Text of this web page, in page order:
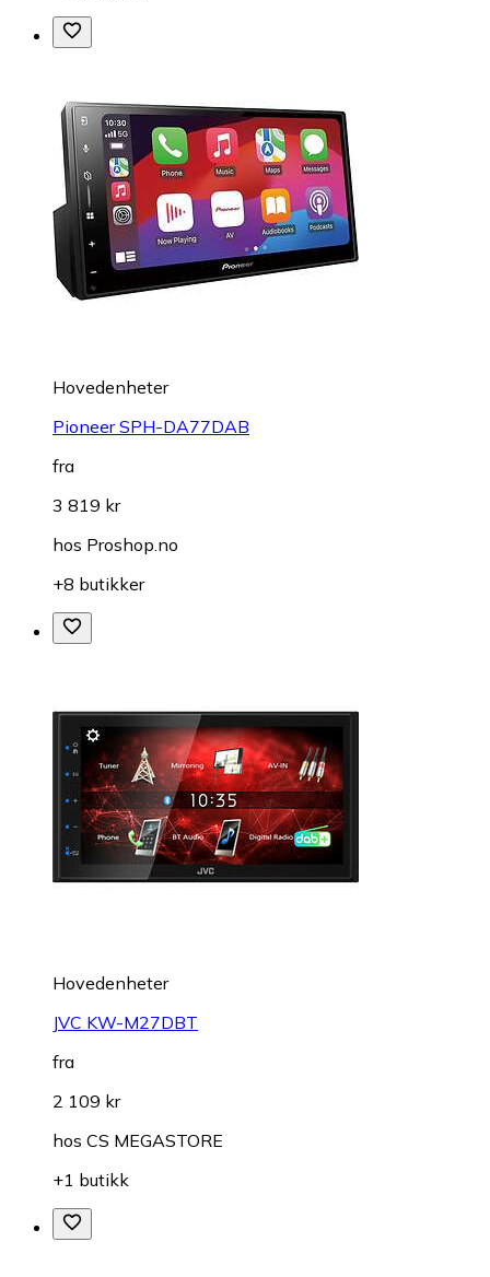
Hovedenheter
Pioneer SPH-DA77DAB
fra
3 819 kr
hos Proshop.no
+8 butikker
Hovedenheter
JVC KW-M27DBT
fra
2 109 kr
hos CS MEGASTORE
+1 butikk